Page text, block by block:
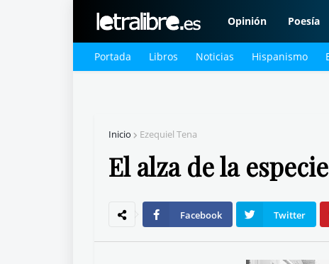
Opinión Poesía
Portada Libros Noticias Hispanismo
Inicio Ezequiel Tena
El alza de la especie
Facebook Twitter